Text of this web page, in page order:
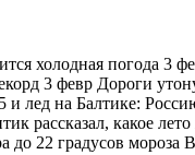
холодная погода
3 февр Дороги
лед на Балтике:
рассказал, какое
до 22 градусов мороза